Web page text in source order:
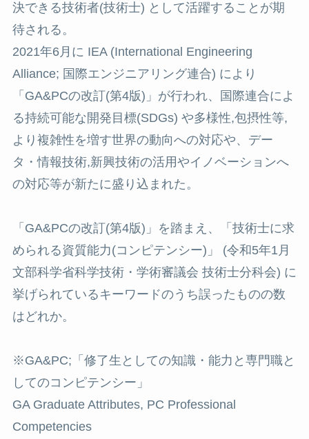
決できる技術者(技術士) として活躍することが期
待される。
2021年6月に IEA (International Engineering
Alliance; 国際エンジニアリング連合) により
「GA&PCの改訂(第4版)」が行われ、国際連合によ
る持続可能な開発目標(SDGs) や多様性,包摂性等,
より複雑性を増す世界の動向への対応や、デー
タ・情報技術,新興技術の活用やイノベーションへ
の対応等が新たに盛り込まれた。
「GA&PCの改訂(第4版)」を踏まえ、「技術士に求
められる資質能力(コンピテンシー)」 (令和5年1月
文部科学省科学技術・学術審議会 技術士分科会) に
挙げられているキーワードのうち誤ったものの数
はどれか。
※GA&PC;「修了生としての知識・能力と専門職と
してのコンピテンシー」
GA Graduate Attributes, PC Professional
Competencies